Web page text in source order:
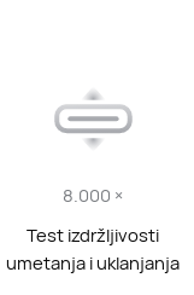
8.000 ×
Test izdržljivosti
umetanja i uklanjanja